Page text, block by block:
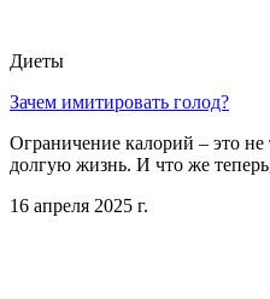
Диеты
Зачем имитировать голод?
Ограничение калорий – это не
долгую жизнь. И что же
16 апреля 2025 г.